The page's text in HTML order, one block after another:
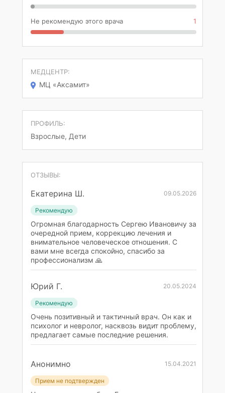
Не рекомендую этого врача 1
МЕДЦЕНТР:
МЦ «Аксамит»
ПРОФИЛЬ:
Взрослые, Дети
ОТЗЫВЫ:
Екатерина Ш. 09.05.2026
Рекомендую
Огромная благодарность Сергею Ивановичу за
очередной прием, коррекцию лечения и
внимательное человеческое отношения. С
вами мне всегда спокойно, спасибо за
профессионализм 🙏
Юрий Г. 20.05.2024
Рекомендую
Очень позитивный и тактичный врач. Он как и
психолог и невролог, насквозь видит проблему,
предлагает самые последние решения.
Анонимно 15.04.2021
Прием не подтвержден